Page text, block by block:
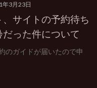
年3月23日
サイトの予約待ち
った件について
のガイドが届いたので申